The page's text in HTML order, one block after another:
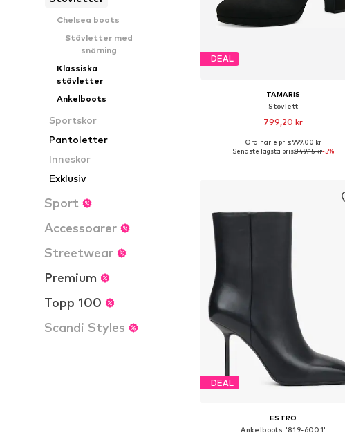
Chelsea boots
Stövletter med
snörning
Klassiska
stövletter
Ankelboots
Sportskor
Pantoletter
Inneskor
Exklusiv
Sport
Accessoarer
Streetwear
Premium
Topp 100
Scandi Styles
DEAL
TAMARIS
Stövlett
799,20 kr
Tillgängliga storlekar: 36, 37, 38, 39,
Ordinarie pris: 999,00 kr
Senaste lägsta pris:849,15 kr-5%
DEAL
ESTRO
Ankelboots '819-6001'